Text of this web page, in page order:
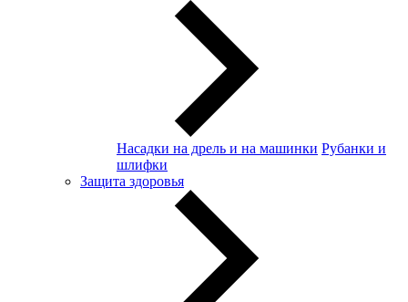
Насадки на дрель и на машинки Рубанки и
шлифки
Защита здоровья